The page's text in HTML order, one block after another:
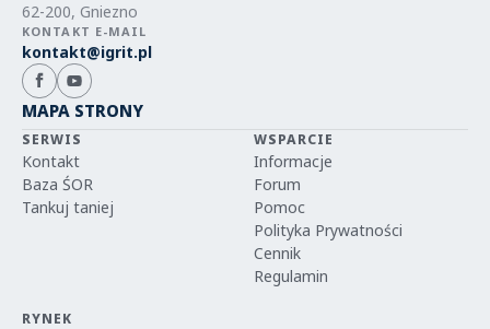
62-200, Gniezno
KONTAKT E-MAIL
kontakt@igrit.pl
MAPA STRONY
SERWIS
Kontakt
Baza ŚOR
Tankuj taniej
WSPARCIE
Informacje
Forum
Pomoc
Polityka Prywatności
Cennik
Regulamin
RYNEK